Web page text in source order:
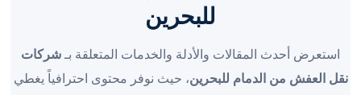
للبحرين
استعرض أحدث المقالات والأدلة والخدمات المتعلقة بـ شركات
نقل العفش من الدمام للبحرين، حيث نوفر محتوى احترافياً يغطي